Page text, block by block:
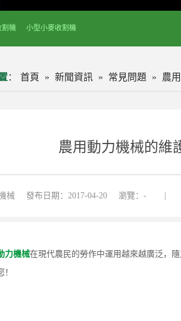
割機 小型小麥收割機
： 首頁 » 新聞資訊 » 常見問題 » 農
農用動力機械的維
械 發布日期：2017-04-20 瀏覽： -
力機械在現代農民的勞作中運用越來越廣泛，